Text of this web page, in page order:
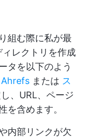
組む際に私が最
レクトリを作成
タを以下のよう
Ahrefs または ス
、URL、ページ
を含めます。
内部リンクが欠